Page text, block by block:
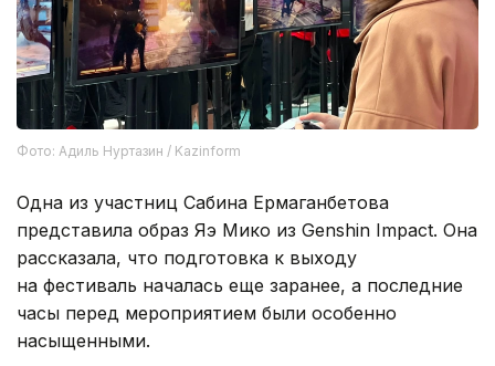
Фото: Адиль Нуртазин / Kazinform
Одна из участниц Сабина Ермаганбетова
представила образ Яэ Мико из Genshin Impact. Она
рассказала, что подготовка к выходу
на фестиваль началась еще заранее, а последние
часы перед мероприятием были особенно
насыщенными.